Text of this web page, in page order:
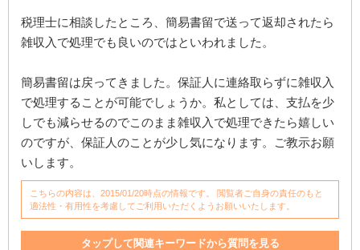
税理士に相談したところ、簡易書留で送って返却されたら
雑収入で処理でも良いのではといわれました。
簡易書留は戻ってきました。保証人に連絡取らずに雑収入
で処理することが可能でしょうか。私としては、支払を少
しでも減らせるのでこのまま雑収入で処理できたら嬉しい
のですが、保証人のことが少し気になります。ご教示お願
いします。
こちらの内容は、2015/01/20時点の情報です。 閲覧者ご自身の責任のもと
適法性・有用性を考慮してご利用いただくようお願いいたします。
タップして関連キーワードから質問を見る